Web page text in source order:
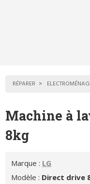
RÉPARER
Machine à
8kg
Marque : LG
Modèle : Direct drive